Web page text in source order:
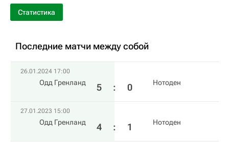
Статистика
Последние матчи между собой
26.01.2024 17:00
Одд Гренланд 5 : 0 Нотоден
27.01.2023 15:00
Одд Гренланд 4 : 1 Нотоден